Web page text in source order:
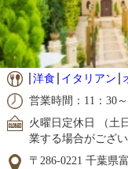
洋食 イタリアン
営業時間：11：30～
火曜日定休日 （土
業する場合がござ
〒286-0221 千葉県